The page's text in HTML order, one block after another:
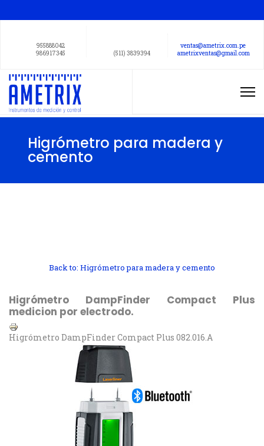
955888042
986917345
(511) 3839394
ventas@ametrix.com.pe
ametrixventas@gmail.com
Higrómetro para madera y
cemento
Back to: Higrómetro para madera y cemento
Higrómetro DampFinder Compact Plus
medicion por electrodo.
Higrómetro DampFinder Compact Plus 082.016.A